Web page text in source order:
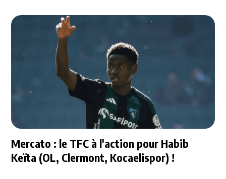
Mercato : le TFC à l'action pour Habib
Keïta (OL, Clermont, Kocaelispor) !